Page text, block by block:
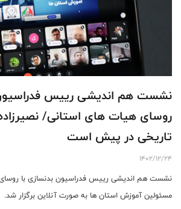
نشست هم اندیشی رییس
روسای هیات های استانی/
تاریخی در پیش است
1402/12/24
نشست هم اندیشی رییس فدراسیون بدنسازی با
مسئولین آموزش استان ها به صورت آنلاین برگزار شد.